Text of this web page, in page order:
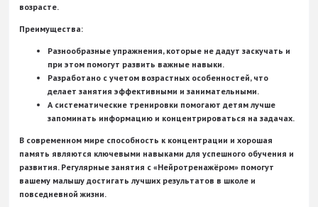
возрасте.
Преимущества:
Разнообразные упражнения, которые не дадут заскучать и
при этом помогут развить важные навыки.
Разработано с учетом возрастных особенностей, что
делает занятия эффективными и занимательными.
А систематические тренировки помогают детям лучше
запоминать информацию и концентрироваться на задачах.
В современном мире способность к концентрации и хорошая
память являются ключевыми навыками для успешного обучения и
развития. Регулярные занятия с «Нейротренажёром» помогут
вашему малышу достигать лучших результатов в школе и
повседневной жизни.